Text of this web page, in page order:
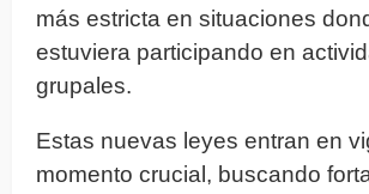
más estricta en situaciones
estuviera participando en
grupales.
Estas nuevas leyes entran en
momento crucial, buscando